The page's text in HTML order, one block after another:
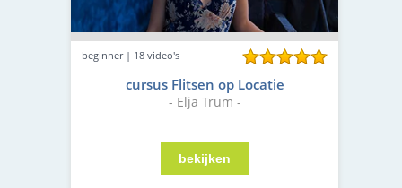
beginner | 18 video's
cursus Flitsen op Locatie
- Elja Trum -